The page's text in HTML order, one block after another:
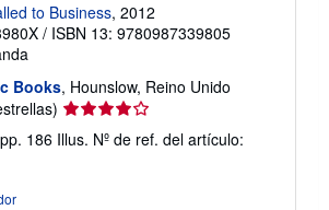
to Business, 2012
/ ISBN 13: 9780987339805
Books, Hounslow, Reino Unido
Calificación
del
vendedor:
186 Illus. Nº de ref. del artículo: